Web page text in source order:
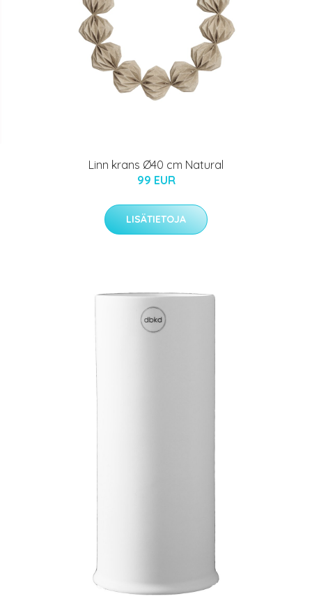
Linn krans Ø40 cm Natural
99 EUR
LISÄTIETOJA